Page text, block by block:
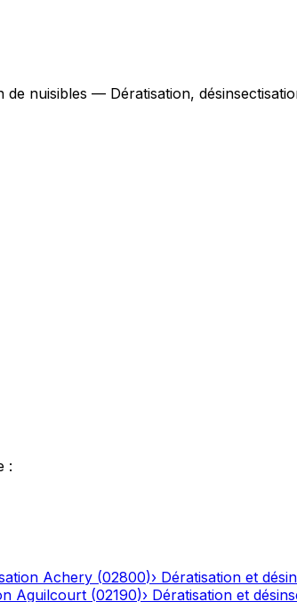
de nuisibles — Dératisation,
:
Achery (02800)› Dératisation et
Aguilcourt (02190)› Dératisation et